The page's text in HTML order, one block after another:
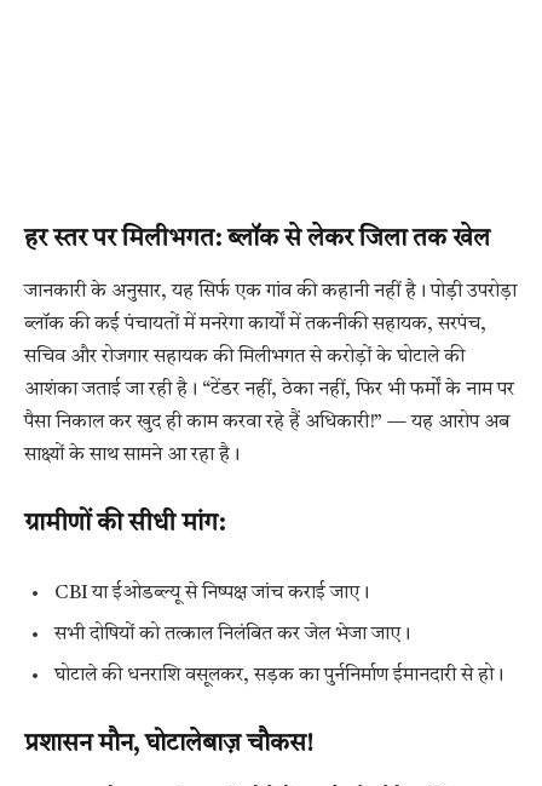
हर स्तर पर मिलीभगत: ब्लॉक से लेकर जिला तक खेल
जानकारी के अनुसार, यह सिर्फ एक गांव की कहानी नहीं है। पोड़ी उपरोड़ा
ब्लॉक की कई पंचायतों में मनरेगा कार्यों में तकनीकी सहायक, सरपंच,
सचिव और रोजगार सहायक की मिलीभगत से करोड़ों के घोटाले की
आशंका जताई जा रही है। “टेंडर नहीं, ठेका नहीं, फिर भी फर्मों के नाम पर
पैसा निकाल कर खुद ही काम करवा रहे हैं अधिकारी!” — यह आरोप अब
साक्ष्यों के साथ सामने आ रहा है।
ग्रामीणों की सीधी मांग:
CBI या ईओडब्ल्यू से निष्पक्ष जांच कराई जाए।
सभी दोषियों को तत्काल निलंबित कर जेल भेजा जाए।
घोटाले की धनराशि वसूलकर, सड़क का पुर्ननिर्माण ईमानदारी से हो।
प्रशासन मौन, घोटालेबाज़ चौकस!